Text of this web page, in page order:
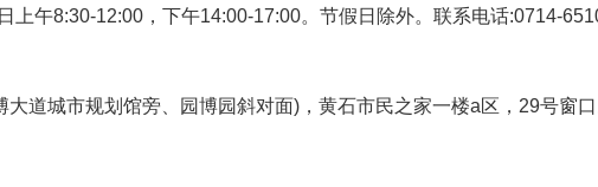
上午8:30-12:00 ，下午14:00-17:00。节假日除外。联系电话:0714-
大道城市规划馆旁、园博园斜对面) ，黄石市民之家一楼a区， 29号窗口